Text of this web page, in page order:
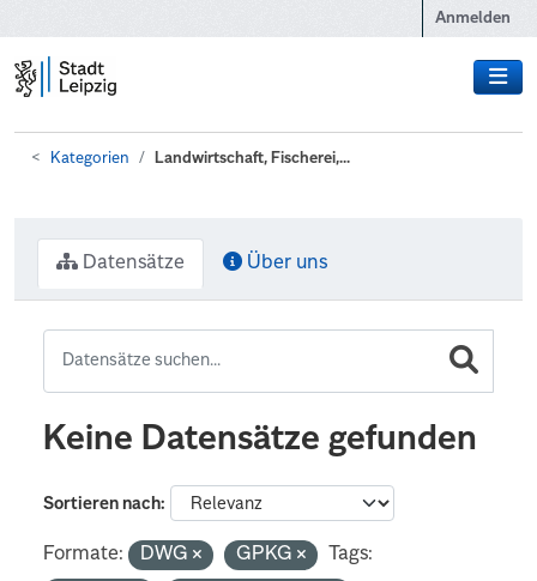
Anmelden
Kategorien Landwirtschaft, Fischerei,...
Datensätze Über uns
Keine Datensätze gefunden
Sortieren nach
Formate: DWG GPKG
Tags: